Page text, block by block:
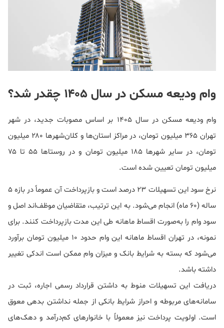
وام ودیعه مسکن در سال ۱۴۰۵ چقدر شد؟
وام ودیعه مسکن در سال ۱۴۰۵ بر اساس مصوبات جدید، در شهر
تهران ۳۶۵ میلیون تومان، در مراکز استان‌ها و کلان‌شهرها ۲۸۰ میلیون
تومان، در سایر شهرها ۱۸۵ میلیون تومان و در روستاها ۵۵ تا ۷۵
میلیون تومان تعیین شده است.
نرخ سود این تسهیلات ۲۳ درصد است و بازپرداخت آن عموماً در بازه ۵
ساله (۶۰ ماه) انجام می‌شود. به این ترتیب، متقاضیان موظف‌اند اصل و
سود وام را به‌صورت اقساط ماهانه طی این مدت بازپرداخت کنند. برای
نمونه، در تهران اقساط ماهانه این وام حدود ۱۰ میلیون تومان برآورد
می‌شود که بسته به شرایط بانک و میزان وام ممکن است اندکی تغییر
داشته باشد.
دریافت این تسهیلات منوط به داشتن قرارداد رسمی اجاره، ثبت در
سامانه‌های مربوطه و احراز شرایط بانکی از جمله نداشتن بدهی معوق
است. اولویت پرداخت نیز معمولاً با خانوارهای کم‌درآمد و دهک‌های